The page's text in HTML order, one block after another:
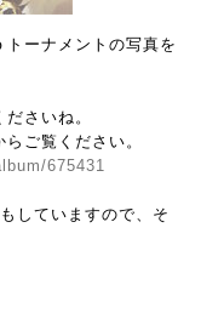
ーナメントの写真を
さいね。
ご覧ください。
675431
していますので、そ